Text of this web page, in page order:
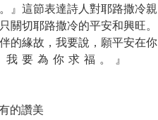
』這節表達詩人對耶路撒冷親
關切耶路撒冷的平安和興旺。
的緣故，我要說，願平安在你
我要為你求福。』
有的讚美